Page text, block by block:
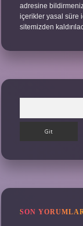
adresine
içerikler yasal süre
sitemizden
SON